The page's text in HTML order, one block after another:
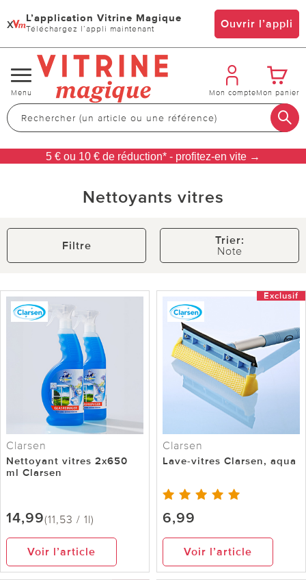
x L’application Vitrine Magique
Téléchargez l’appli maintenant Ouvrir l’appli
Changer
de
navigation
Menu Mon compteMon panier
5 € ou 10 € de réduction* - profitez-en vite →
Nettoyants vitres
Filtre
Trier:
Note
Clarsen
Nettoyant vitres 2x650
ml Clarsen
14,99(11,53 / 1l)
Voir l’article
Exclusif
Clarsen
Lave-vitres Clarsen, aqua
6,99
Voir l’article